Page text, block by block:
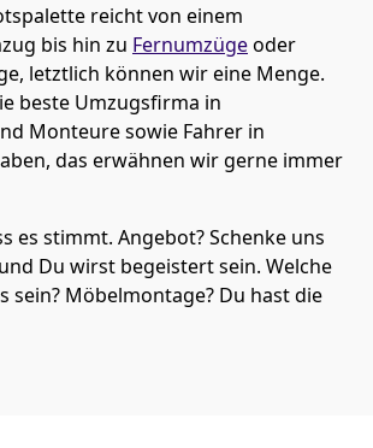
reicht von einem
bis hin zu Fernumzügeoder
, letztlich können wir eine Menge.
beste Umzugsfirma in
Monteure sowie Fahrer in
das erwähnen wir gerne immer
es stimmt. Angebot? Schenke uns
Du wirst begeistert sein. Welche
sein? Möbelmontage? Du hast die